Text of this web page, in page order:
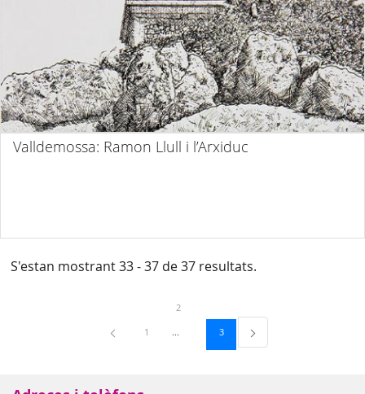
Valldemossa: Ramon Llull i l’Arxiduc
S'estan mostrant 33 - 37 de 37 resultats.
Pàgina
1
Pàgina
2
Pàgina
3